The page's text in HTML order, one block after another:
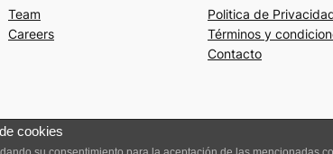
Team
Careers
Politica de
Términos y
Contacto
cookies